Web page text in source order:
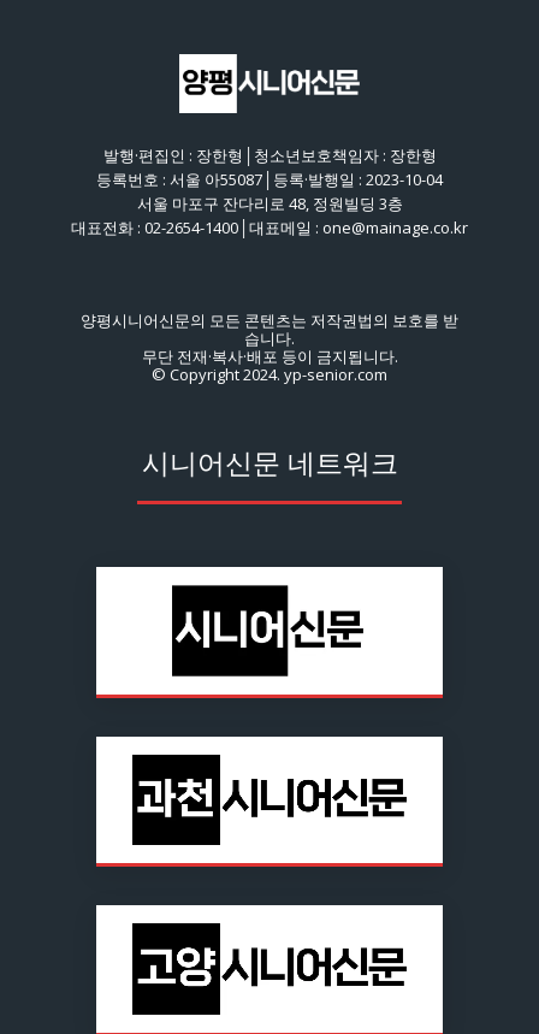
발행·편집인 : 장한형│청소년보호책임자 : 장한형
등록번호 : 서울 아55087│등록·발행일 : 2023-10-04
서울 마포구 잔다리로 48, 정원빌딩 3층
대표전화 : 02-2654-1400│대표메일 : one@mainage.co.kr
양평시니어신문의 모든 콘텐츠는 저작권법의 보호를 받
습니다.
무단 전재·복사·배포 등이 금지됩니다.
© Copyright 2024. yp-senior.com
시니어신문 네트워크